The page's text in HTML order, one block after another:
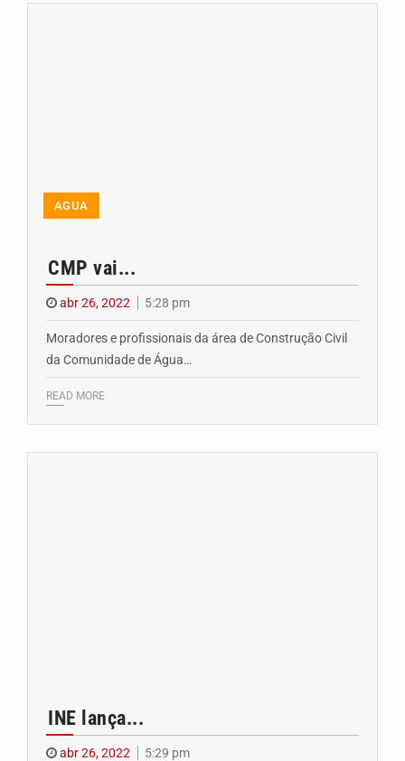
AGUA
CMP vai...
abr 26, 2022 5:28 pm
Moradores e profissionais da área de Construção Civil
da Comunidade de Água…
READ MORE
INE lança...
abr 26, 2022 5:29 pm